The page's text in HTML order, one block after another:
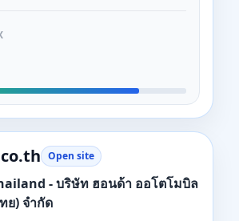
Open site
- บริษัท ฮอนด้า ออโตโมบิล
ย) จำกัด